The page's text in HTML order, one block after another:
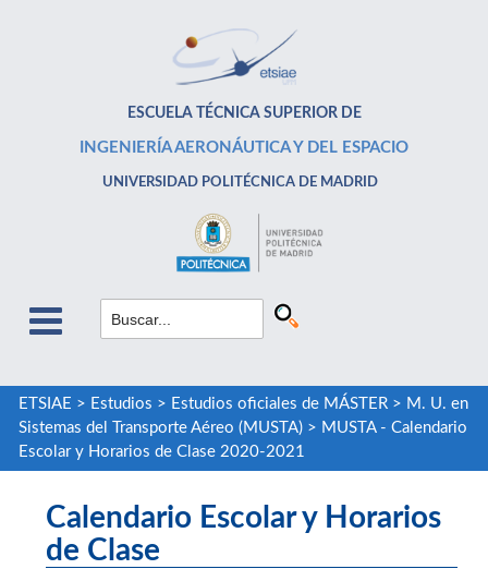
ESCUELA TÉCNICA SUPERIOR DE
INGENIERÍA AERONÁUTICA Y DEL ESPACIO
UNIVERSIDAD POLITÉCNICA DE MADRID
ETSIAE > Estudios > Estudios oficiales de MÁSTER> M. U. en
Sistemas del Transporte Aéreo (MUSTA)> MUSTA - Calendario
Escolar y Horarios de Clase 2020-2021
Calendario Escolar y Horarios
de Clase